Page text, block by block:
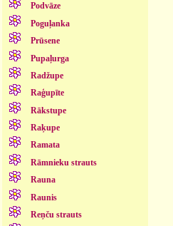
Podvāze
Poguļanka
Prūsene
Pupaļurga
Radžupe
Raģupīte
Rākstupe
Raķupe
Ramata
Rāmnieku strauts
Rauna
Raunis
Reņču strauts